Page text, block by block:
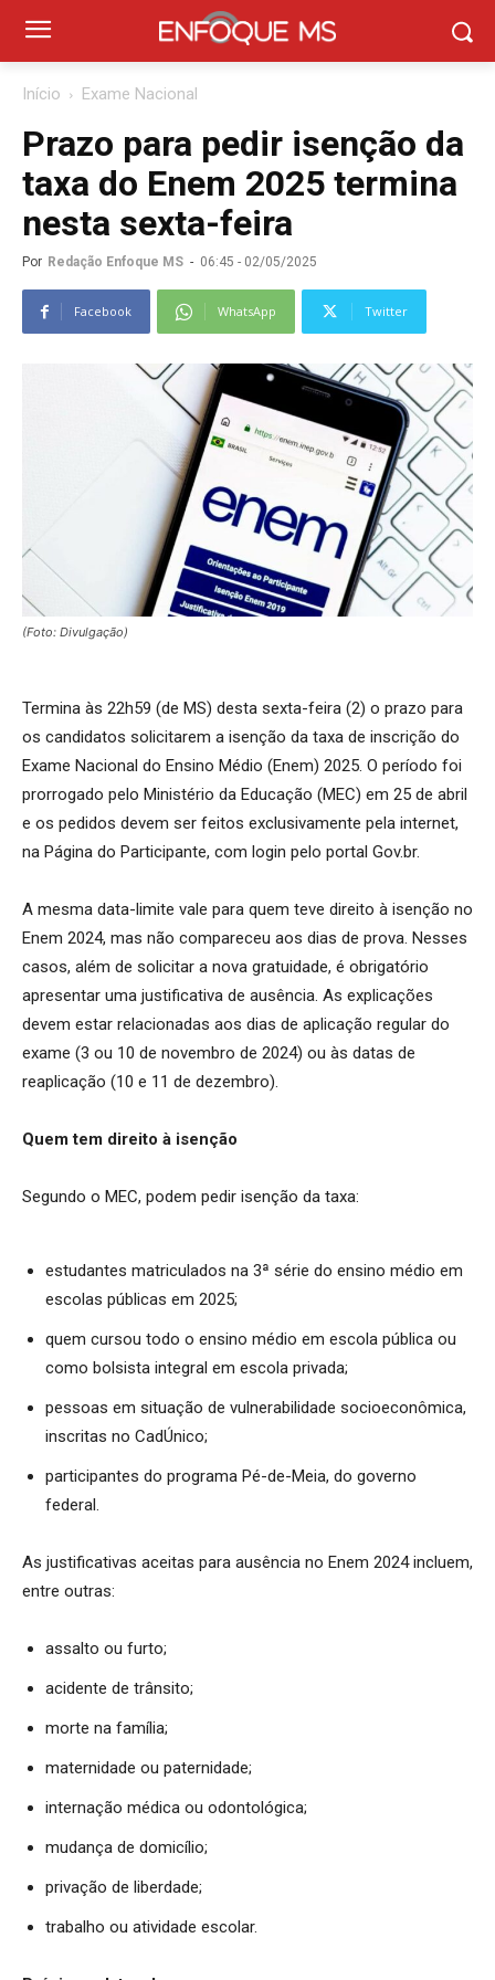
Início Exame Nacional
Prazo para pedir isenção da
taxa do Enem 2025 termina
nesta sexta-feira
Por Redação Enfoque MS - 06:45 - 02/05/2025
Facebook WhatsApp Twitter
(Foto: Divulgação)
Termina às 22h59 (de MS) desta sexta-feira (2) o prazo para
os candidatos solicitarem a isenção da taxa de inscrição do
Exame Nacional do Ensino Médio (Enem) 2025. O período foi
prorrogado pelo Ministério da Educação (MEC) em 25 de abril
e os pedidos devem ser feitos exclusivamente pela internet,
na Página do Participante, com login pelo portal Gov.br.
A mesma data-limite vale para quem teve direito à isenção no
Enem 2024, mas não compareceu aos dias de prova. Nesses
casos, além de solicitar a nova gratuidade, é obrigatório
apresentar uma justificativa de ausência. As explicações
devem estar relacionadas aos dias de aplicação regular do
exame (3 ou 10 de novembro de 2024) ou às datas de
reaplicação (10 e 11 de dezembro).
Quem tem direito à isenção
Segundo o MEC, podem pedir isenção da taxa:
estudantes matriculados na 3ª série do ensino médio em
escolas públicas em 2025;
quem cursou todo o ensino médio em escola pública ou
como bolsista integral em escola privada;
pessoas em situação de vulnerabilidade socioeconômica,
inscritas no CadÚnico;
participantes do programa Pé-de-Meia, do governo
federal.
As justificativas aceitas para ausência no Enem 2024 incluem,
entre outras:
assalto ou furto;
acidente de trânsito;
morte na família;
maternidade ou paternidade;
internação médica ou odontológica;
mudança de domicílio;
privação de liberdade;
trabalho ou atividade escolar.